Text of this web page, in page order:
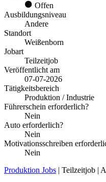
Offen
Ausbildungsniveau
Andere
Standort
Weißenborn
Jobart
Teilzeitjob
Veröffentlicht am
07-07-2026
Tätigkeitsbereich
Produktion / Industrie
Führerschein erforderlich?
Nein
Auto erforderlich?
Nein
Motivationsschreiben
Nein
Produktion Jobs | Teilzeitjob |